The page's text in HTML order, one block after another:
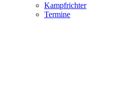
Kampfrichter
Termine